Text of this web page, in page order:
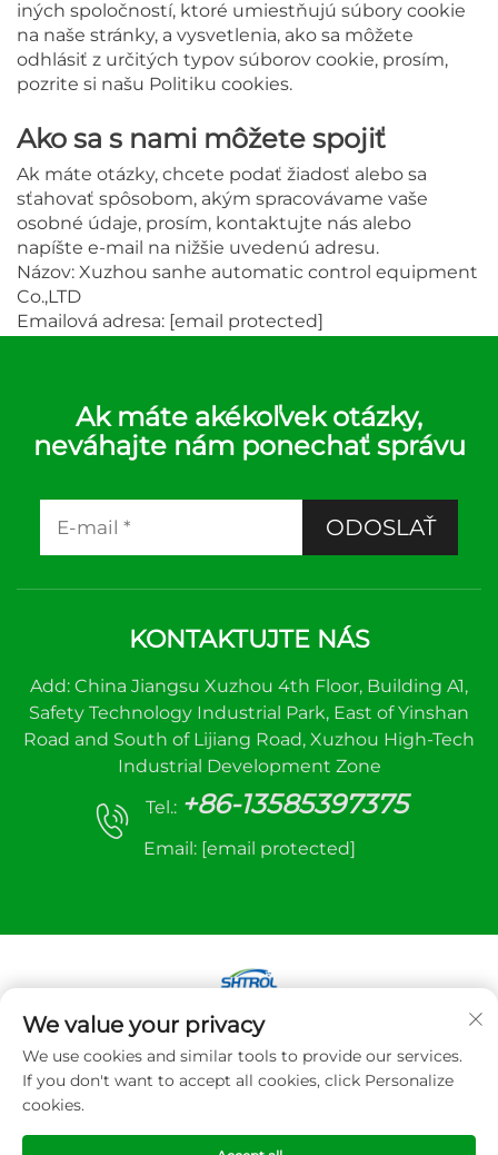
iných spoločností, ktoré umiestňujú súbory cookie
na naše stránky, a vysvetlenia, ako sa môžete
odhlásiť z určitých typov súborov cookie, prosím,
pozrite si našu Politiku cookies.
Ako sa s nami môžete spojiť
Ak máte otázky, chcete podať žiadosť alebo sa
sťahovať spôsobom, akým spracovávame vaše
osobné údaje, prosím, kontaktujte nás alebo
napíšte e-mail na nižšie uvedenú adresu.
Názov: Xuzhou sanhe automatic control equipment
Co.,LTD
Emailová adresa: [email protected]
Ak máte akékoľvek otázky,
neváhajte nám ponechať správu
ODOSLAŤ
KONTAKTUJTE NÁS
Add: China Jiangsu Xuzhou 4th Floor, Building A1,
Safety Technology Industrial Park, East of Yinshan
Road and South of Lijiang Road, Xuzhou High-Tech
Industrial Development Zone
Tel.: +86-13585397375
Email: [email protected]
Autorské práva © 2026 Xuzhou sanhe automatic
control equipment Co.,LTD. Všetky práva
vyhradené
We value your privacy
We use cookies and similar tools to provide our services.
If you don't want to accept all cookies, click Personalize
cookies.